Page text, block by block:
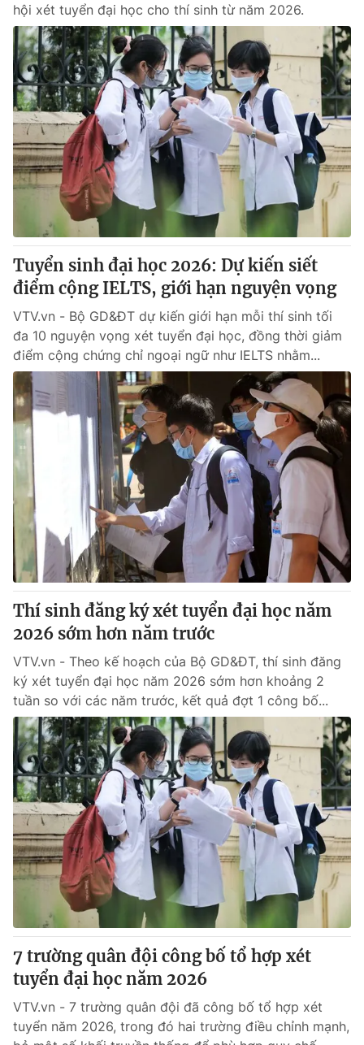
hội xét tuyển đại học cho thí sinh từ năm 2026.
Tuyển sinh đại học 2026: Dự kiến siết
điểm cộng IELTS, giới hạn nguyện vọng
VTV.vn - Bộ GD&ĐT dự kiến giới hạn mỗi thí sinh tối
đa 10 nguyện vọng xét tuyển đại học, đồng thời giảm
điểm cộng chứng chỉ ngoại ngữ như IELTS nhằm...
Thí sinh đăng ký xét tuyển đại học năm
2026 sớm hơn năm trước
VTV.vn - Theo kế hoạch của Bộ GD&ĐT, thí sinh đăng
ký xét tuyển đại học năm 2026 sớm hơn khoảng 2
tuần so với các năm trước, kết quả đợt 1 công bố...
7 trường quân đội công bố tổ hợp xét
tuyển đại học năm 2026
VTV.vn - 7 trường quân đội đã công bố tổ hợp xét
tuyển năm 2026, trong đó hai trường điều chỉnh mạnh,